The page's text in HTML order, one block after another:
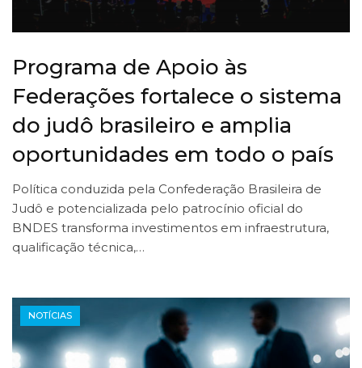
Programa de Apoio às
Federações fortalece o sistema
do judô brasileiro e amplia
oportunidades em todo o país
Política conduzida pela Confederação Brasileira de
Judô e potencializada pelo patrocínio oficial do
BNDES transforma investimentos em infraestrutura,
qualificação técnica,…
NOTÍCIAS